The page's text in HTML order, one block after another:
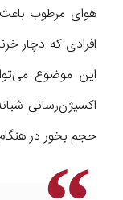
هوای مرطوب
افرادی که دچار
این موضوع
اکسیژن‌رسانی
حجم بخور در